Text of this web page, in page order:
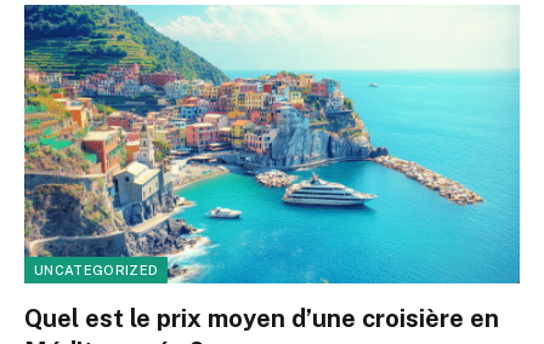
UNCATEGORIZED
Quel est le prix moyen d’une croisière en